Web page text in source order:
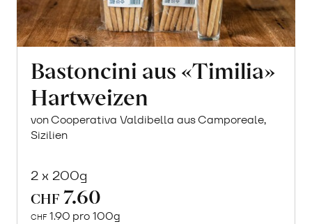
Bastoncini aus «Timilia»
Hartweizen
von Cooperativa Valdibella aus Camporeale,
Sizilien
2 x 200g
CHF 7.60
CHF 1.90 pro 100g